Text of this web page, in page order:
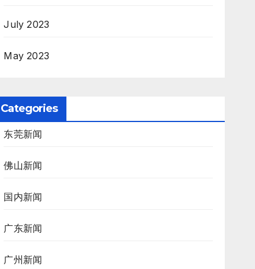
July 2023
May 2023
Categories
东莞新闻
佛山新闻
国内新闻
广东新闻
广州新闻